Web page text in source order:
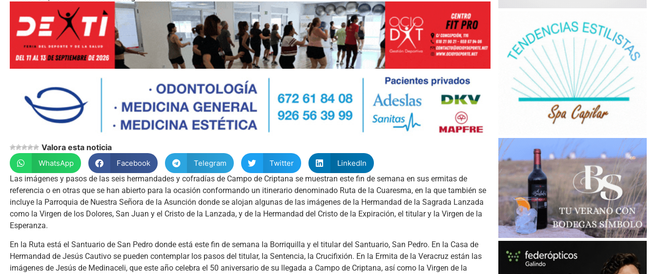
Valora esta noticia
WhatsApp Facebook Telegram Twitter
LinkedIn
Las imágenes y pasos de las seis hermandades y cofradías de Campo de Criptana se muestran este fin de semana en sus ermitas de
referencia o en otras que se han abierto para la ocasión conformando un itinerario denominado Ruta de la Cuaresma, en la que también se
incluye la Parroquia de Nuestra Señora de la Asunción donde se alojan algunas de las imágenes de la Hermandad de la Sagrada Lanzada
como la Virgen de los Dolores, San Juan y el Cristo de la Lanzada, y de la Hermandad del Cristo de la Expiración, el titular y la Virgen de la
Esperanza.
En la Ruta está el Santuario de San Pedro donde está este fin de semana la Borriquilla y el titular del Santuario, San Pedro. En la Casa de
Hermandad de Jesús Cautivo se pueden contemplar los pasos del titular, la Sentencia, la Crucifixión. En la Ermita de la Veracruz están las
imágenes de Jesús de Medinaceli, que este año celebra el 50 aniversario de su llegada a Campo de Criptana, así como la Virgen de la